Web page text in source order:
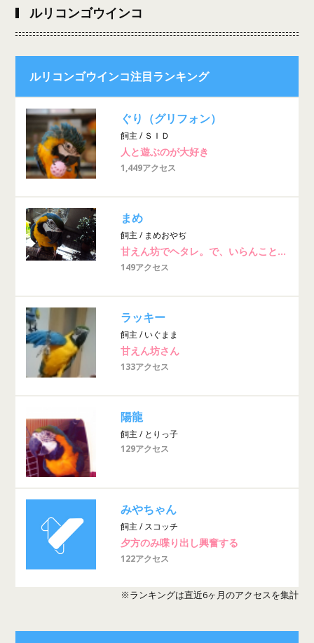
ルリコンゴウインコ
ルリコンゴウインコ注目ランキング
ぐり（グリフォン）
飼主 / ＳＩＤ
人と遊ぶのが大好き
1,449アクセス
まめ
飼主 / まめおやぢ
甘えん坊でヘタレ。で、いらんことしぃ。。。そしてオジサン好き！
149アクセス
ラッキー
飼主 / いぐまま
甘えん坊さん
133アクセス
陽龍
飼主 / とりっ子
129アクセス
みやちゃん
飼主 / スコッチ
夕方のみ喋り出し興奮する
122アクセス
※ランキングは直近6ヶ月のアクセスを集計